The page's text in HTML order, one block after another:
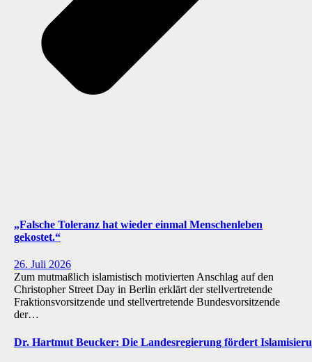
„Falsche Toleranz hat wieder einmal Menschenleben
gekostet.“
26. Juli 2026
Zum mutmaßlich islamistisch motivierten Anschlag auf den
Christopher Street Day in Berlin erklärt der stellvertretende
Fraktionsvorsitzende und stellvertretende Bundesvorsitzende
der…
Dr. Hartmut Beucker: Die Landesregierung fördert